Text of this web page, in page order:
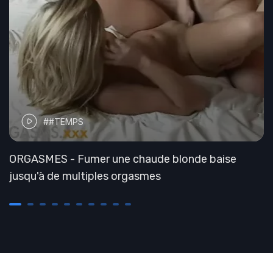
##TEMPS
ORGASMES - Fumer une chaude blonde baise
jusqu'à de multiples orgasmes